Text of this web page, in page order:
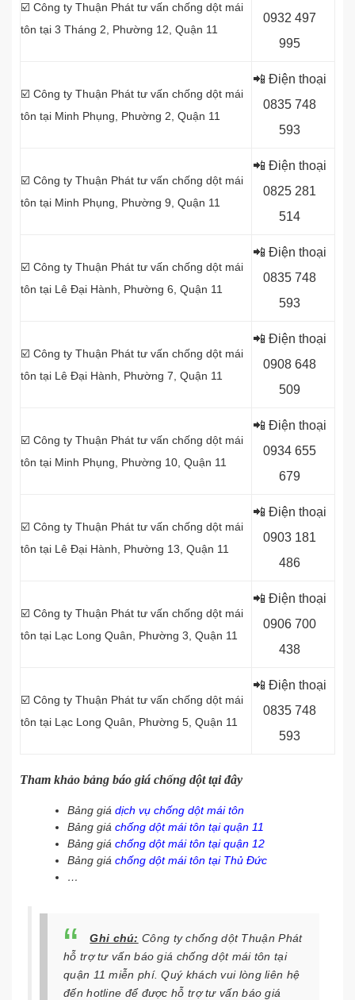
☑️ Công ty Thuận Phát tư vấn chống dột mái
tôn tại 3 Tháng 2, Phường 12, Quận 11
0932 497
995
☑️ Công ty Thuận Phát tư vấn chống dột mái
tôn tại Minh Phụng, Phường 2, Quận 11
📲 Điện thoại
0835 748
593
☑️ Công ty Thuận Phát tư vấn chống dột mái
tôn tại Minh Phụng, Phường 9, Quận 11
📲 Điện thoại
0825 281
514
☑️ Công ty Thuận Phát tư vấn chống dột mái
tôn tại Lê Đại Hành, Phường 6, Quận 11
📲 Điện thoại
0835 748
593
☑️ Công ty Thuận Phát tư vấn chống dột mái
tôn tại Lê Đại Hành, Phường 7, Quận 11
📲 Điện thoại
0908 648
509
☑️ Công ty Thuận Phát tư vấn chống dột mái
tôn tại Minh Phụng, Phường 10, Quận 11
📲 Điện thoại
0934 655
679
☑️ Công ty Thuận Phát tư vấn chống dột mái
tôn tại Lê Đại Hành, Phường 13, Quận 11
📲 Điện thoại
0903 181
486
☑️ Công ty Thuận Phát tư vấn chống dột mái
tôn tại Lạc Long Quân, Phường 3, Quận 11
📲 Điện thoại
0906 700
438
☑️ Công ty Thuận Phát tư vấn chống dột mái
tôn tại Lạc Long Quân, Phường 5, Quận 11
📲 Điện thoại
0835 748
593
Tham khảo bảng báo giá chống dột tại đây
Bảng giá dịch vụ chống dột mái tôn
Bảng giá chống dột mái tôn tại quận 11
Bảng giá chống dột mái tôn tại quận 12
Bảng giá chống dột mái tôn tại Thủ Đức
…
Ghi chú: Công ty chống dột Thuận Phát
hỗ trợ tư vấn báo giá chống dột mái tôn tại
quận 11 miễn phí. Quý khách vui lòng liên hệ
đến hotline để được hỗ trợ tư vấn báo giá